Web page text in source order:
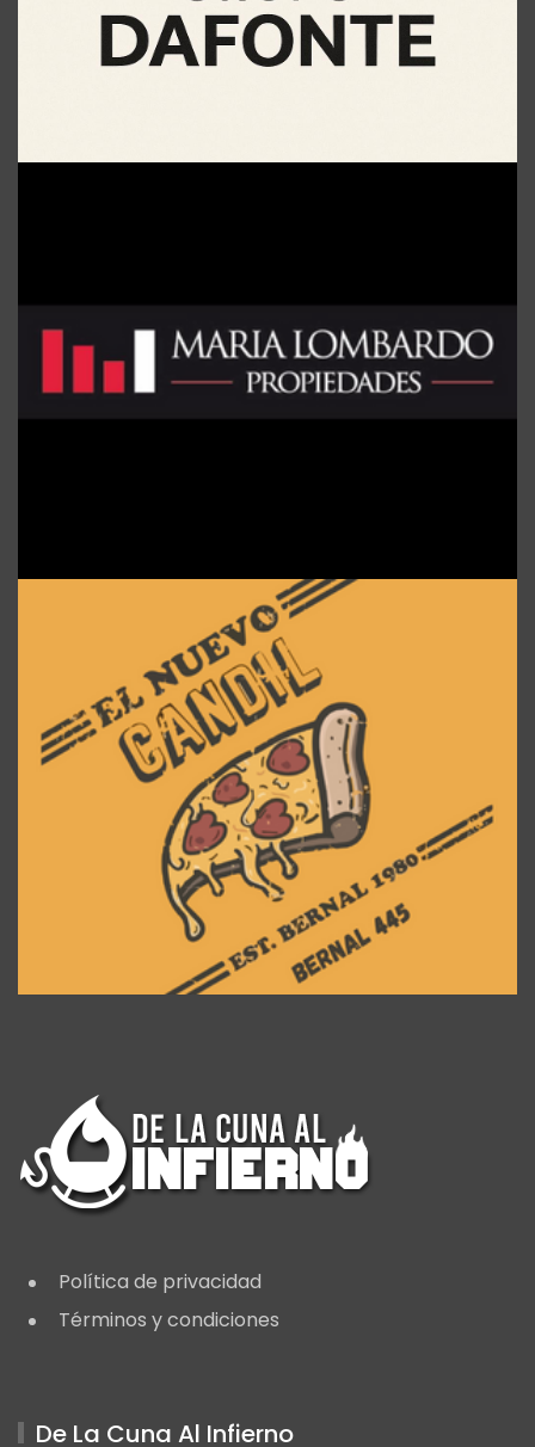
Política de privacidad
Términos y condiciones
De La Cuna Al Infierno